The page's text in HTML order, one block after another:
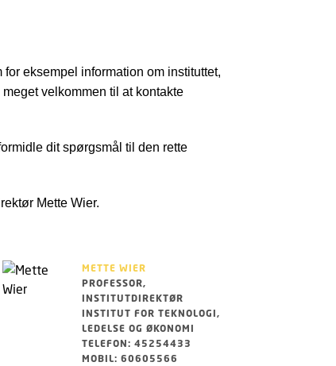
eksempel information om instituttet,
velkommen til at kontakte
dit spørgsmål til den rette
Mette Wier.
METTE WIER
PROFESSOR,
INSTITUTDIREKTØR
INSTITUT FOR TEKNOLOGI,
LEDELSE OG ØKONOMI
TELEFON: 45254433
MOBIL: 60605566